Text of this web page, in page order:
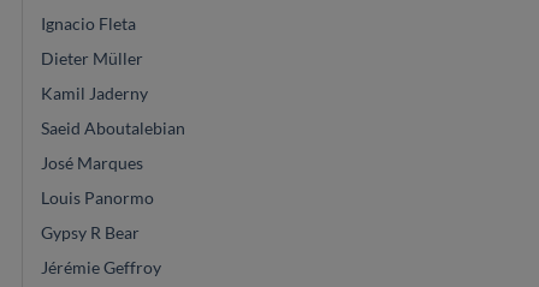
Ignacio Fleta
Dieter Müller
Kamil Jaderny
Saeid Aboutalebian
José Marques
Louis Panormo
Gypsy R Bear
Jérémie Geffroy